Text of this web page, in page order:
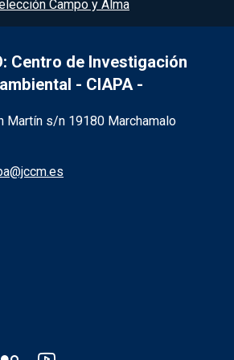
Campo y Alma
Centro de Investigación
- CIAPA -
la institución -
Martín s/n 19180 Marchamalo